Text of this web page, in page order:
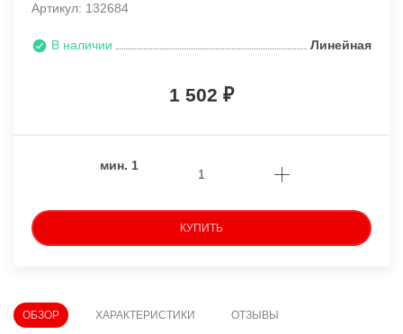
Артикул: 132684
В наличии Линейная
1 502
мин. 1
КУПИТЬ
ОБЗОР ХАРАКТЕРИСТИКИ ОТЗЫВЫ